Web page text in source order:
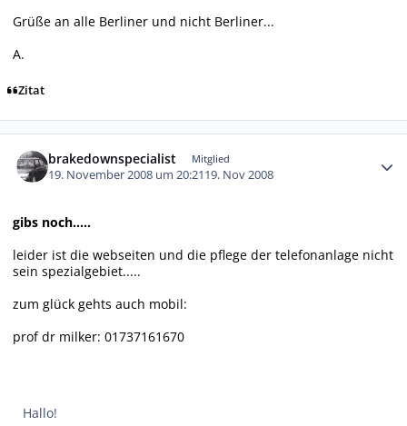
Grüße an alle Berliner und nicht Berliner...
A.
Zitat
brakedownspecialist Mitglied
19. November 2008 um 20:2119. Nov 2008
gibs noch.....
leider ist die webseiten und die pflege der telefonanlage nicht
sein spezialgebiet.....
zum glück gehts auch mobil:
prof dr milker: 01737161670
Hallo!